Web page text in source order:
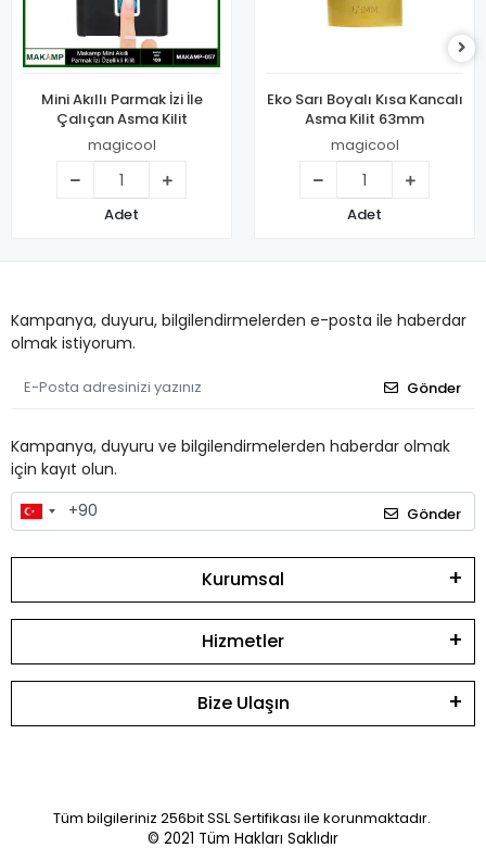
Mini Akıllı Parmak İzi İle
Çalıçan Asma Kilit
magicool
Adet
Eko Sarı Boyalı Kısa Kancalı
Asma Kilit 63mm
magicool
Adet
Kampanya, duyuru, bilgilendirmelerden e-posta ile haberdar
olmak istiyorum.
Gönder
Kampanya, duyuru ve bilgilendirmelerden haberdar olmak
için kayıt olun.
Gönder
Kurumsal
Hizmetler
Bize Ulaşın
Tüm bilgileriniz 256bit SSL Sertifikası ile korunmaktadır.
© 2021 Tüm Hakları Saklıdır